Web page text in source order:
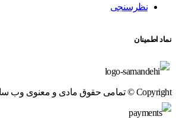
نظرسنجی
نماد اطمینان
Copyright © تمامی حقوق مادی و معنوی وب سایت محفوظ می باشد